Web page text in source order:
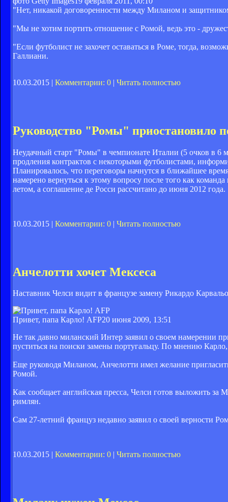
"Нет, никакой договоренности между Миланом и
"Мы не хотим портить отношение с Ромой, ведь это -
"Если футболист не захочет оставаться в Роме, тогда,
Галлиани.
10.03.2015 | Комментарии: 0 | Читать полностью
Руководство "Ромы" приостановило
Неудачный старт "Ромы" в чемпионате Италии (5 очков в 6
продления контрактов с некоторыми футболистами,
Планировалось, что переговоры начнутся в ближайшее
намерено вернуться к этому вопросу после того как
летом, а соглашение де Росси рассчитано до июня 2012 года.
10.03.2015 | Комментарии: 0 | Читать полностью
Анчелотти хочет Мексеса
Наставник Челси видит в французе замену Рикардо
Привет, папа Карло! AFP20 июня 2009, 13:51
Не так давно миланский Интер заявил о своем намерении
пуститься на поиски замены португальцу. По мнению
Еще руководя Миланом, Анчелотти имел желание
Ромой.
Как сообщает английская пресса, Челси готов выложить
римлян.
Сам 27-летний француз недавно заявил о своей верности
10.03.2015 | Комментарии: 0 Читать полностью